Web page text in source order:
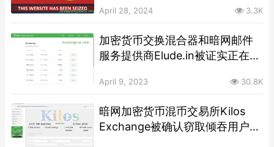
April 28, 2024 3.3K
加密货币交换混合器和暗网邮件
服务提供商Elude.in被证实正在实
April 9, 2023 30.8K
暗网加密货币混币交易所Kilos
Exchange被确认窃取倾吞用户资